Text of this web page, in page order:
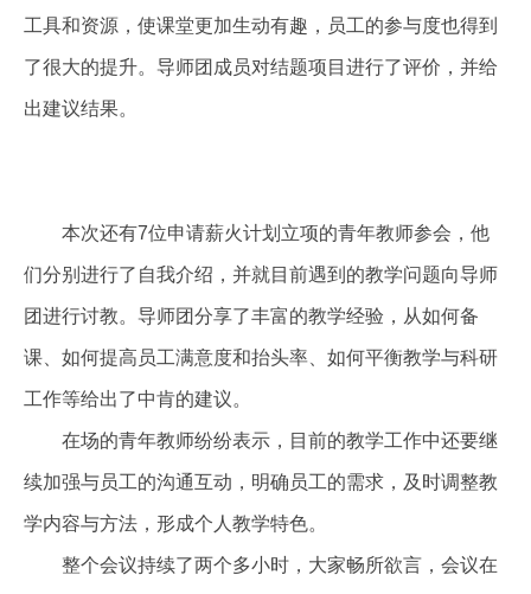
工具和资源，使课堂更加生动有趣，员工的参与度也得到
了很大的提升。导师团成员对结题项目进行了评价，并给
出建议结果。
本次还有7位申请薪火计划立项的青年教师参会，他
们分别进行了自我介绍，并就目前遇到的教学问题向导师
团进行讨教。导师团分享了丰富的教学经验，从如何备
课、如何提高员工满意度和抬头率、如何平衡教学与科研
工作等给出了中肯的建议。
在场的青年教师纷纷表示，目前的教学工作中还要继
续加强与员工的沟通互动，明确员工的需求，及时调整教
学内容与方法，形成个人教学特色。
整个会议持续了两个多小时，大家畅所欲言，会议在